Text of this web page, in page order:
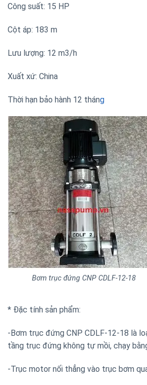
Công suất: 15 HP
Cột áp: 183 m
Lưu lượng: 12 m3/h
Xuất xứ: China
Thời hạn bảo hành 12 tháng
Bơm trục đứng CNP CDLF-12-18
* Đặc tính sản phẩm:
-Bơm trục đứng CNP CDLF-12-18 là
tầng trục đứng không tự mồi, chạy
-Trục motor nối thẳng vào trục bơm